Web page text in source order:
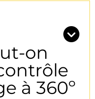
on
à 360º